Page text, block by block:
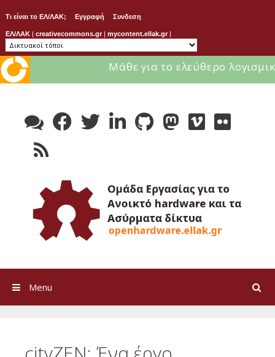
Τι είναι το ΕΛ/ΛΑΚ; Εγγραφή Συνδεση
ΕΛ/ΛΑΚ | creativecommons.gr | mycontent.ellak.gr |
Μάθε για το ελεύθερο
content
Search
Menu